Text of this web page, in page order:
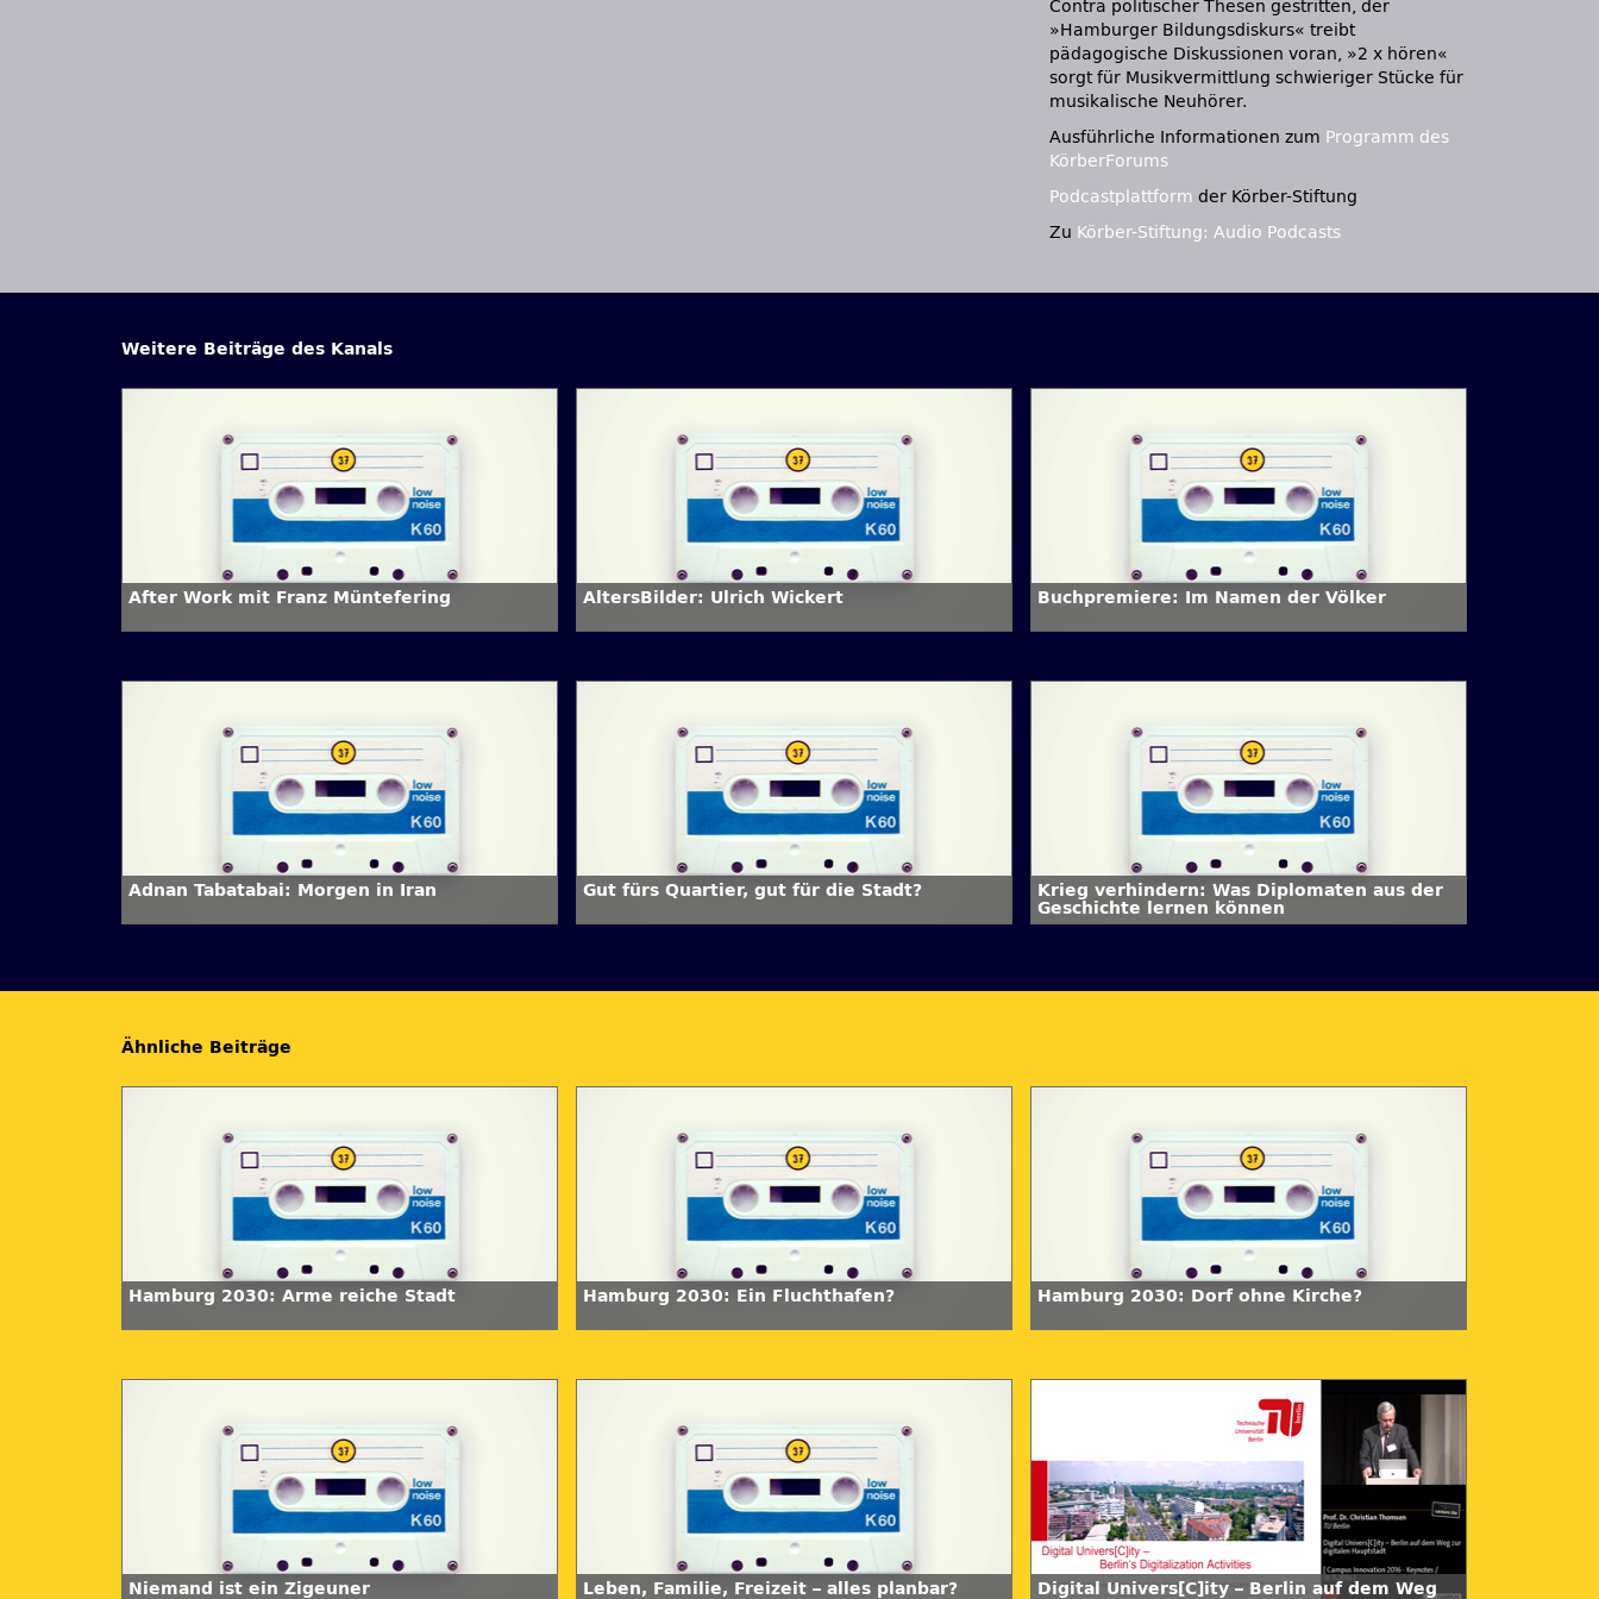
Contra politischer Thesen gestritten, der
»Hamburger Bildungsdiskurs« treibt
pädagogische Diskussionen voran, »2 x hören«
sorgt für Musikvermittlung schwieriger Stücke für
musikalische Neuhörer.
Ausführliche Informationen zum Programm des
KörberForums
Podcastplattform der Körber-Stiftung
Zu Körber-Stiftung: Audio Podcasts
Weitere Beiträge des Kanals
After Work mit Franz Müntefering AltersBilder: Ulrich Wickert Buchpremiere: Im Namen der Völker
Adnan Tabatabai: Morgen in Iran Gut fürs Quartier, gut für die Stadt?
Krieg verhindern: Was Diplomaten aus der
Geschichte lernen können
Ähnliche Beiträge
Hamburg 2030: Arme reiche Stadt Hamburg 2030: Ein Fluchthafen? Hamburg 2030: Dorf ohne Kirche?
Niemand ist ein Zigeuner Leben, Familie, Freizeit – alles planbar?
Digital Univers[C]ity – Berlin auf dem Weg